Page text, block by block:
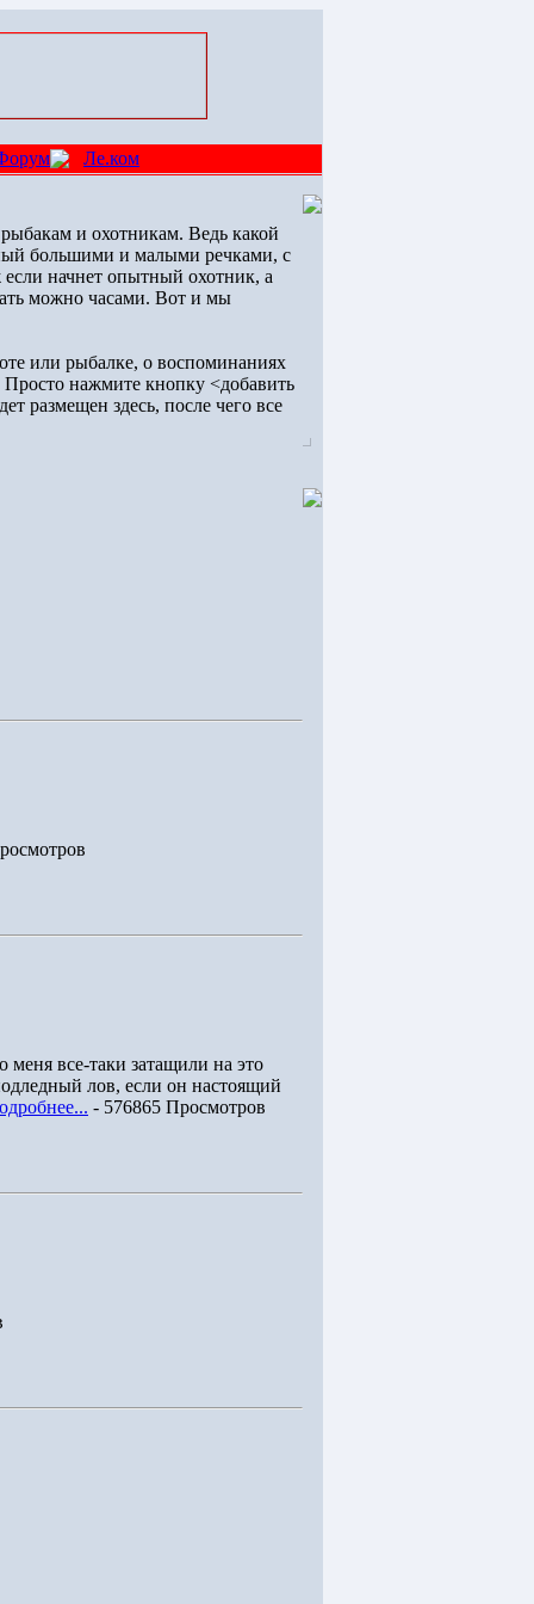
Ле.ком
и охотникам. Ведь какой
большими и малыми речками, с
начнет опытный охотник, а
можно часами. Вот и мы
или рыбалке, о воспоминаниях
нажмите кнопку <добавить
размещен здесь, после чего все
меня все-таки затащили на это
лов, если он настоящий
- 576865 Просмотров